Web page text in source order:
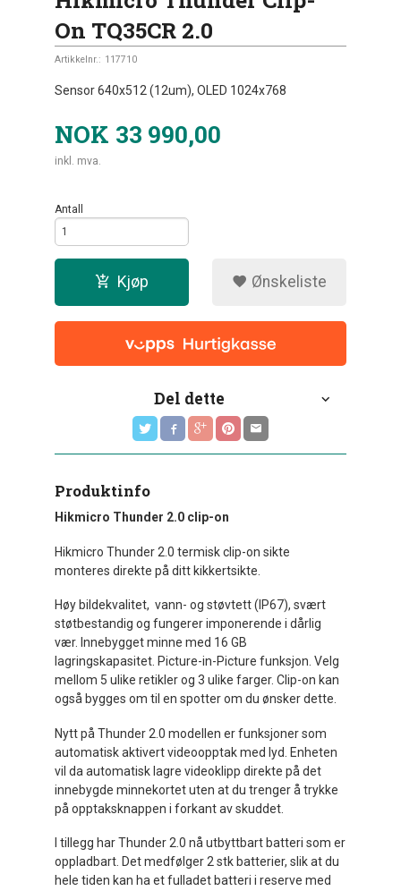
On TQ35CR 2.0
Artikkelnr.: 117710
Sensor 640x512 (12um), OLED 1024x768
NOK 33 990,00
inkl. mva.
Antall
Kjøp Ønskeliste
Del dette
Produktinfo
Hikmicro Thunder 2.0 clip-on
Hikmicro Thunder 2.0 termisk clip-on sikte
monteres direkte på ditt kikkertsikte.
Høy bildekvalitet, vann- og støvtett (IP67), svært
støtbestandig og fungerer imponerende i dårlig
vær. Innebygget minne med 16 GB
lagringskapasitet. Picture-in-Picture funksjon. Velg
mellom 5 ulike retikler og 3 ulike farger. Clip-on kan
også bygges om til en spotter om du ønsker dette.
Nytt på Thunder 2.0 modellen er funksjoner som
automatisk aktivert videoopptak med lyd. Enheten
vil da automatisk lagre videoklipp direkte på det
innebygde minnekortet uten at du trenger å trykke
på opptaksknappen i forkant av skuddet.
I tillegg har Thunder 2.0 nå utbyttbart batteri som er
oppladbart. Det medfølger 2 stk batterier, slik at du
hele tiden kan ha et fulladet batteri i reserve med